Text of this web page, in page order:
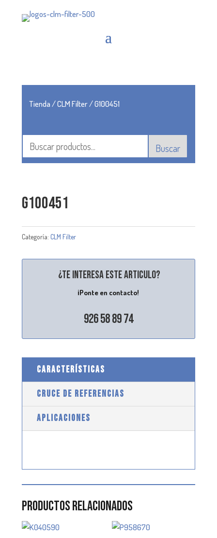
Tienda/CLM Filter/ G100451
Buscar
G100451
Categoría: CLM Filter
¿Te interesa este articulo?
¡Ponte en contacto!
926 58 89 74
CARACTERÍSTICAS
CRUCE DE REFERENCIAS
APLICACIONES
Productos relacionados